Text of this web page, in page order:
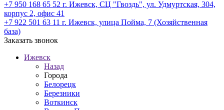
+7 950 168 65 52 г. Ижевск, СЦ "Гвоздь", ул. Удмуртская, 304,
корпус 2, офис 41
+7 922 501 63 11 г. Ижевск, улица Пойма, 7 (Хозяйственная
база)
Заказать звонок
Ижевск
Назад
Города
Белорецк
Березники
Воткинск